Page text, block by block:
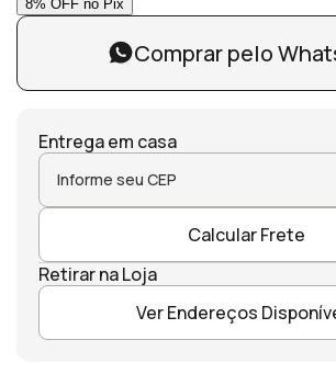
Comprar pelo
Entrega em casa
Calcular Frete
Retirar na Loja
Ver Endereços